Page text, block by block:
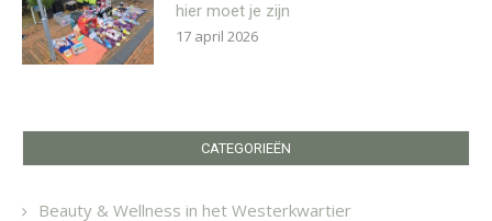
hier moet je zijn
17 april 2026
CATEGORIEËN
Beauty & Wellness in het Westerkwartier